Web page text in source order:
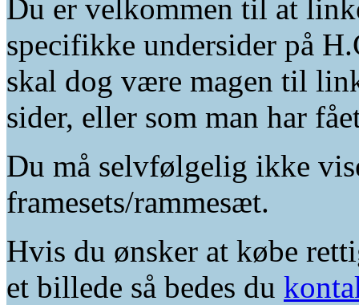
Du er velkommen til at
specifikke undersider på
skal dog være magen til
sider, eller som man har
Du må selvfølgelig ikke
framesets/rammesæt.
Hvis du ønsker at købe
et billede så bedes du